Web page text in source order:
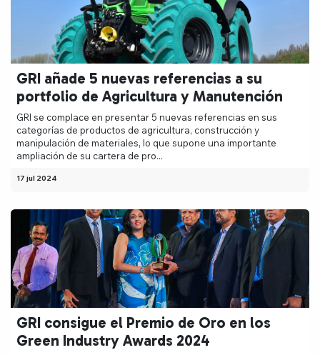
GRI añade 5 nuevas referencias a su
portfolio de Agricultura y Manutención
GRI se complace en presentar 5 nuevas referencias en sus
categorías de productos de agricultura, construcción y
manipulación de materiales, lo que supone una importante
ampliación de su cartera de pro...
17 jul 2024
GRI consigue el Premio de Oro en los
Green Industry Awards 2024